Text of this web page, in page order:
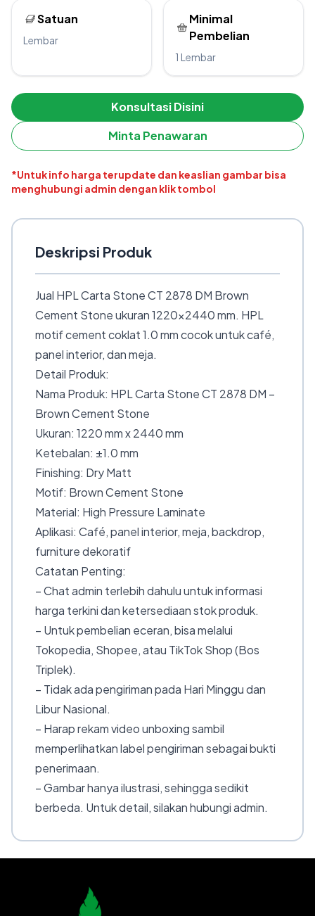
Satuan
Lembar
Minimal
Pembelian
1 Lembar
Konsultasi Disini
Minta Penawaran
*Untuk info harga terupdate dan keaslian gambar bisa
menghubungi admin dengan klik tombol
Deskripsi Produk
Jual HPL Carta Stone CT 2878 DM Brown
Cement Stone ukuran 1220×2440 mm. HPL
motif cement coklat 1.0 mm cocok untuk café,
panel interior, dan meja.
Detail Produk:
Nama Produk: HPL Carta Stone CT 2878 DM –
Brown Cement Stone
Ukuran: 1220 mm x 2440 mm
Ketebalan: ±1.0 mm
Finishing: Dry Matt
Motif: Brown Cement Stone
Material: High Pressure Laminate
Aplikasi: Café, panel interior, meja, backdrop,
furniture dekoratif
Catatan Penting:
– Chat admin terlebih dahulu untuk informasi
harga terkini dan ketersediaan stok produk.
– Untuk pembelian eceran, bisa melalui
Tokopedia, Shopee, atau TikTok Shop (Bos
Triplek).
– Tidak ada pengiriman pada Hari Minggu dan
Libur Nasional.
– Harap rekam video unboxing sambil
memperlihatkan label pengiriman sebagai bukti
penerimaan.
– Gambar hanya ilustrasi, sehingga sedikit
berbeda. Untuk detail, silakan hubungi admin.